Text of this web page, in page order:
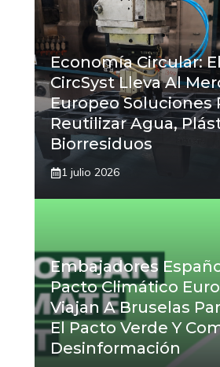
Economía Circular:
CircSyst Lleva Al
Europeo Soluciones
Reutilizar Agua,
Biorresiduos
1 julio 2026
Embajadores
Pacto Climático
Viajan A Bruselas
El Pacto Verde Y
Desinformación